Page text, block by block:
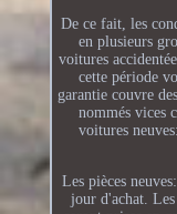
De ce fait, les
en plusieurs
voitures
cette période
garantie couvre
nommés vices
voitures
Les pièces
jour d'achat.